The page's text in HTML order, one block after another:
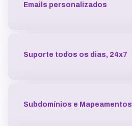
Proteção contra DDoS
Emails personalizados
Suporte todos os dias, 24x7
Subdomínios e Mapeamentos